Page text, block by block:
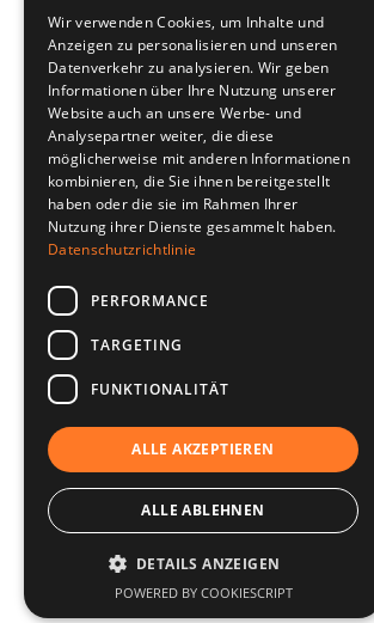
Wir verwenden Cookies, um Inhalte und
Anzeigen zu personalisieren und unseren
Datenverkehr zu analysieren. Wir geben
Informationen über Ihre Nutzung unserer
Website auch an unsere Werbe- und
Analysepartner weiter, die diese
möglicherweise mit anderen Informationen
kombinieren, die Sie ihnen bereitgestellt
haben oder die sie im Rahmen Ihrer
Nutzung ihrer Dienste gesammelt haben.
Datenschutzrichtlinie
PERFORMANCE
TARGETING
FUNKTIONALITÄT
ALLE AKZEPTIEREN
ALLE ABLEHNEN
DETAILS ANZEIGEN
POWERED BY COOKIESCRIPT